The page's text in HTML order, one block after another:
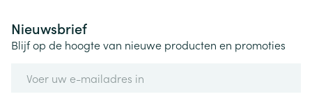
Nieuwsbrief
Blijf op de hoogte van nieuwe producten en promoties